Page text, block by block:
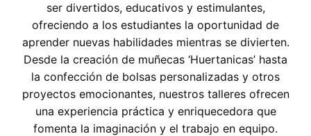
ser divertidos, educativos y estimulantes,
ofreciendo a los estudiantes la oportunidad de
aprender nuevas habilidades mientras se divierten.
Desde la creación de muñecas ‘Huertanicas’ hasta
la confección de bolsas personalizadas y otros
proyectos emocionantes, nuestros talleres ofrecen
una experiencia práctica y enriquecedora que
fomenta la imaginación y el trabajo en equipo.